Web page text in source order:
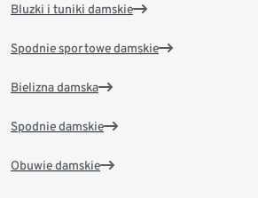
Bluzki i tuniki damskie
Spodnie sportowe damskie
Bielizna damska
Spodnie damskie
Obuwie damskie